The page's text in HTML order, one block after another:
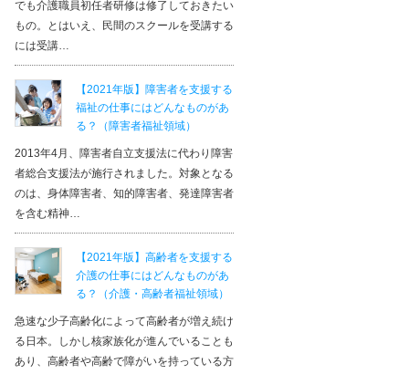
でも介護職員初任者研修は修了しておきたい
もの。とはいえ、民間のスクールを受講する
には受講…
【2021年版】障害者を支援する
福祉の仕事にはどんなものがあ
る？（障害者福祉領域）
2013年4月、障害者自立支援法に代わり障害
者総合支援法が施行されました。対象となる
のは、身体障害者、知的障害者、発達障害者
を含む精神…
【2021年版】高齢者を支援する
介護の仕事にはどんなものがあ
る？（介護・高齢者福祉領域）
急速な少子高齢化によって高齢者が増え続け
る日本。しかし核家族化が進んでいることも
あり、高齢者や高齢で障がいを持っている方